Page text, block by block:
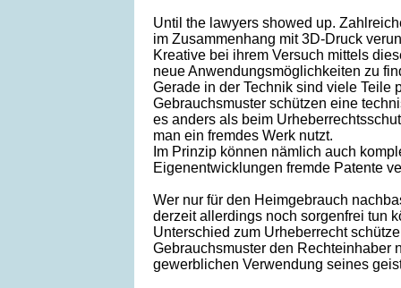
Until the lawyers showed up.
im Zusammenhang mit 3D-Druck
Kreative bei ihrem Versuch mittels
neue Anwendungsmöglichkeiten zu
Gerade in der Technik sind viele Teile
Gebrauchsmuster schützen eine
es anders als beim
man ein fremdes Werk nutzt.
Im Prinzip können nämlich auch
Eigenentwicklungen fremde Patente
Wer nur für den Heimgebrauch
derzeit allerdings noch sorgenfrei tun
Unterschied zum Urheberrecht
Gebrauchsmuster den Rechteinhaber
gewerblichen Verwendung seines